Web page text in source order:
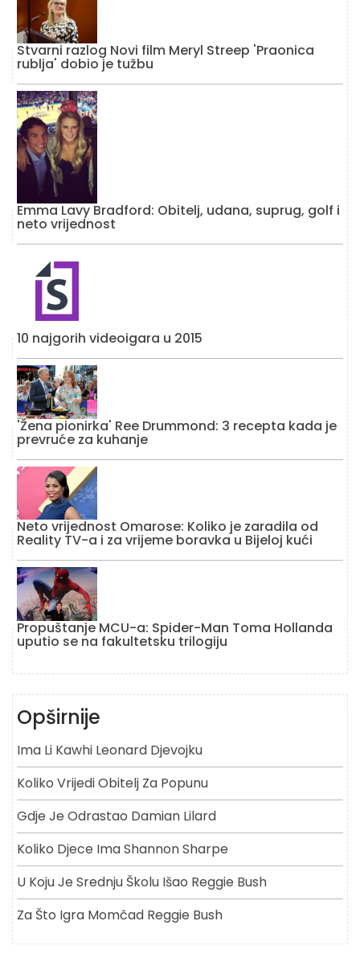
Stvarni razlog Novi film Meryl Streep 'Praonica
rublja' dobio je tužbu
Emma Lavy Bradford: Obitelj, udana, suprug, golf i
neto vrijednost
10 najgorih videoigara u 2015
'Žena pionirka' Ree Drummond: 3 recepta kada je
prevruće za kuhanje
Neto vrijednost Omarose: Koliko je zaradila od
Reality TV-a i za vrijeme boravka u Bijeloj kući
Propuštanje MCU-a: Spider-Man Toma Hollanda
uputio se na fakultetsku trilogiju
Opširnije
Ima Li Kawhi Leonard Djevojku
Koliko Vrijedi Obitelj Za Popunu
Gdje Je Odrastao Damian Lilard
Koliko Djece Ima Shannon Sharpe
U Koju Je Srednju Školu Išao Reggie Bush
Za Što Igra Momčad Reggie Bush